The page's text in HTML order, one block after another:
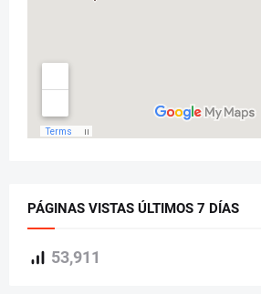
PÁGINAS VISTAS ÚLTIMOS 7 DÍAS
53,911